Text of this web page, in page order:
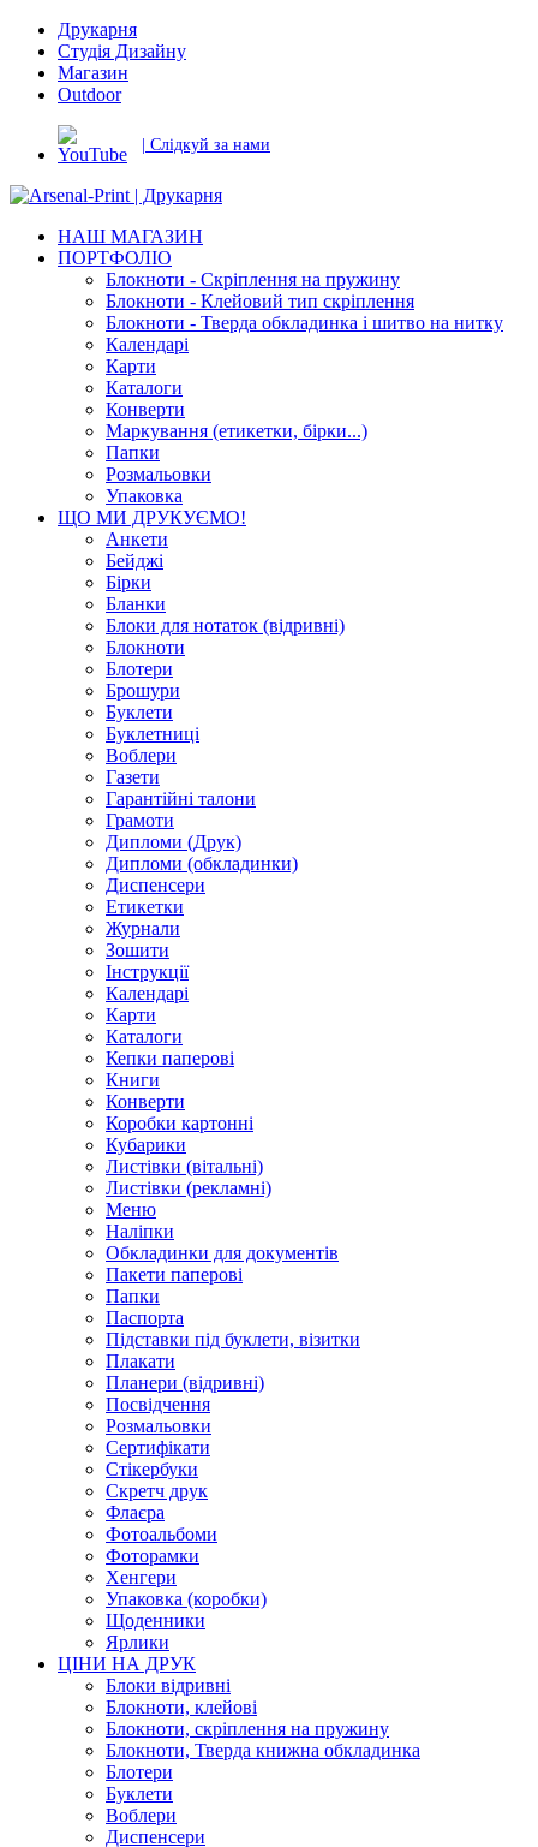
Друкарня
Студія Дизайну
Магазин
Outdoor
| Слідкуй за нами
НАШ МАГАЗИН
ПОРТФОЛІО
Блокноти - Скріплення на пружину
Блокноти - Клейовий тип скріплення
Блокноти - Тверда обкладинка і шитво на нитку
Календарі
Карти
Каталоги
Конверти
Маркування (етикетки, бірки...)
Папки
Розмальовки
Упаковка
ЩО МИ ДРУКУЄМО!
Анкети
Бейджі
Бірки
Бланки
Блоки для нотаток (відривні)
Блокноти
Блотери
Брошури
Буклети
Буклетниці
Воблери
Газети
Гарантійні талони
Грамоти
Дипломи (Друк)
Дипломи (обкладинки)
Диспенсери
Етикетки
Журнали
Зошити
Інструкції
Календарі
Карти
Каталоги
Кепки паперові
Книги
Конверти
Коробки картонні
Кубарики
Листівки (вітальні)
Листівки (рекламні)
Меню
Наліпки
Обкладинки для документів
Пакети паперові
Папки
Паспорта
Підставки під буклети, візитки
Плакати
Планери (відривні)
Посвідчення
Розмальовки
Сертифікати
Стікербуки
Скретч друк
Флаєра
Фотоальбоми
Фоторамки
Хенгери
Упаковка (коробки)
Щоденники
Ярлики
ЦІНИ НА ДРУК
Блоки відривні
Блокноти, клейові
Блокноти, скріплення на пружину
Блокноти, Тверда книжна обкладинка
Блотери
Буклети
Воблери
Диспенсери